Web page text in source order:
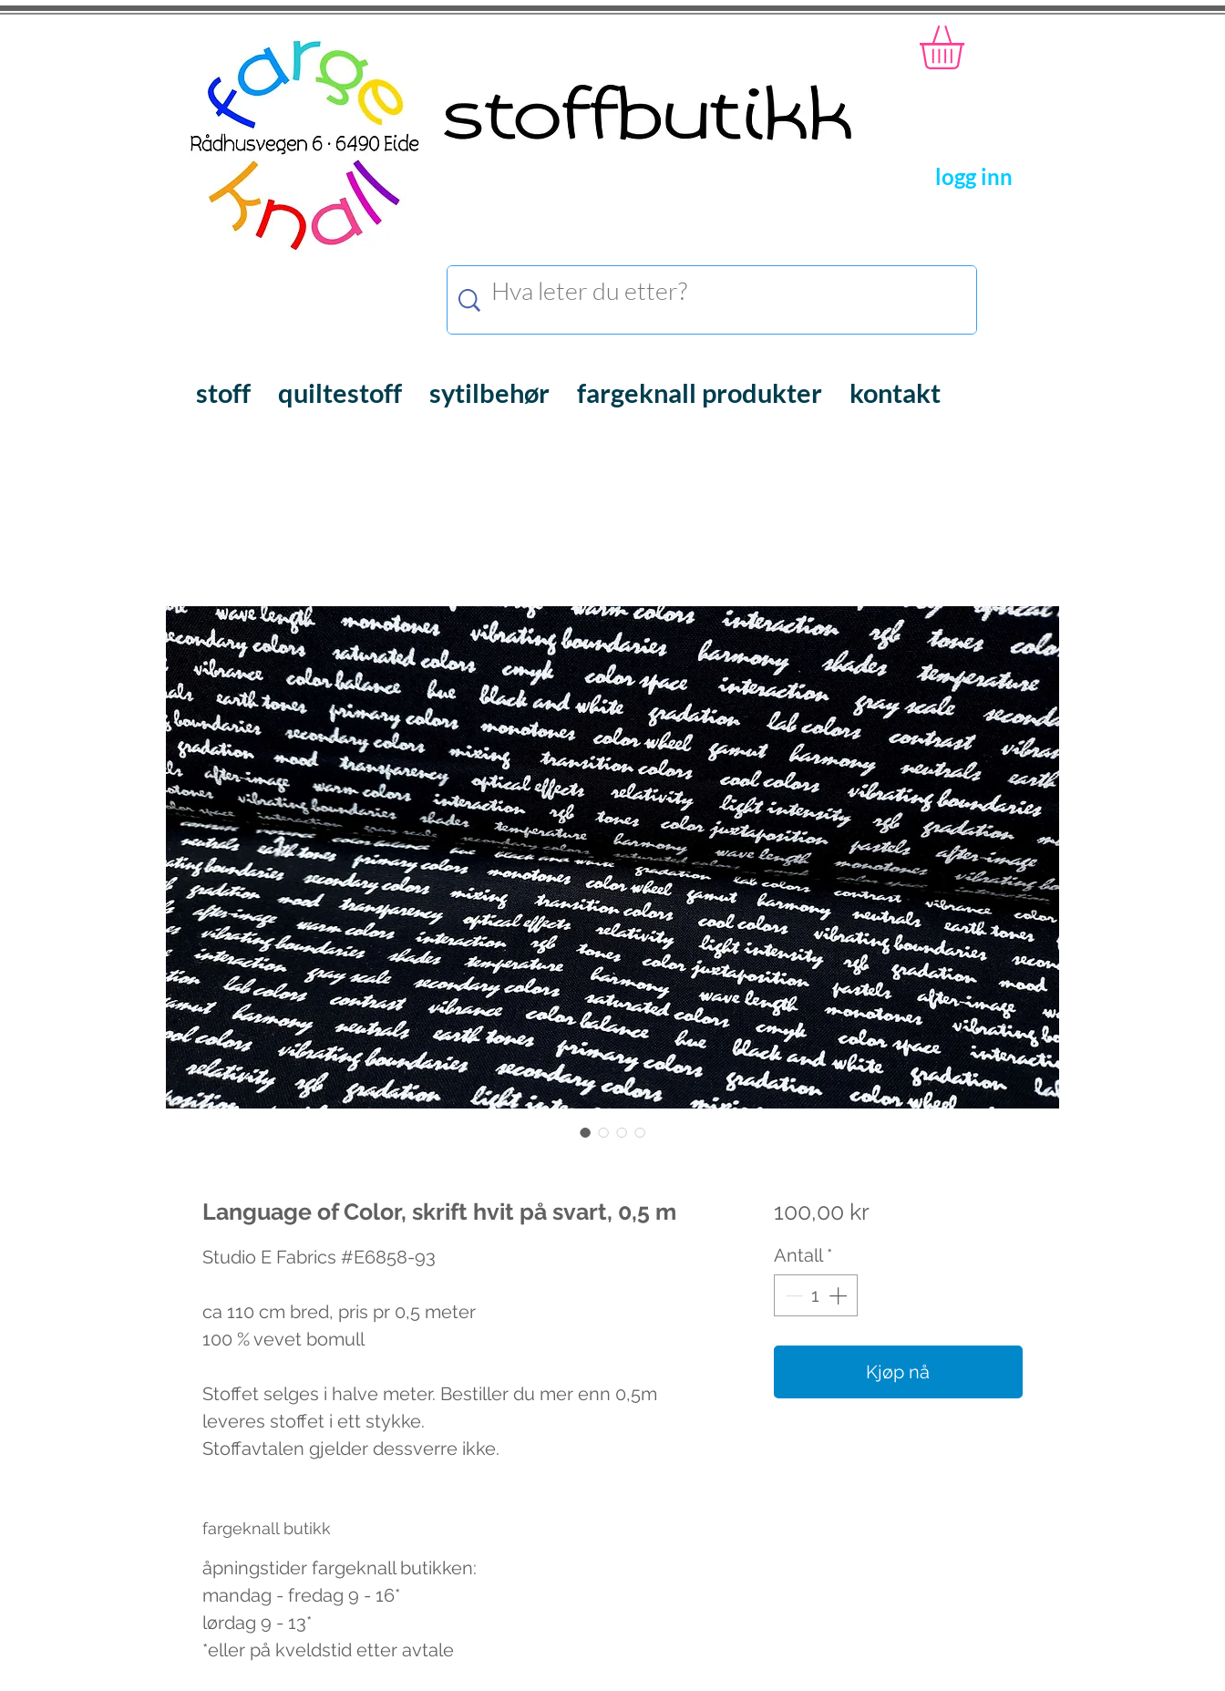
logg inn
stoff quiltestoff sytilbehør fargeknall produkter kontakt
Language of Color, skrift hvit på svart, 0,5 m
Studio E Fabrics #E6858-93
ca 110 cm bred, pris pr 0,5 meter
100 % vevet bomull
Stoffet selges i halve meter. Bestiller du mer enn 0,5m
leveres stoffet i ett stykke.
Stoffavtalen gjelder dessverre ikke.
fargeknall butikk
åpningstider fargeknall butikken:
mandag - fredag 9 - 16*
lørdag 9 - 13*
*eller på kveldstid etter avtale
100,00 krPris
Antall *
Kjøp nå